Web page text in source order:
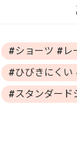
#ショーツ #レ
#ひびきにくい
#スタンダード